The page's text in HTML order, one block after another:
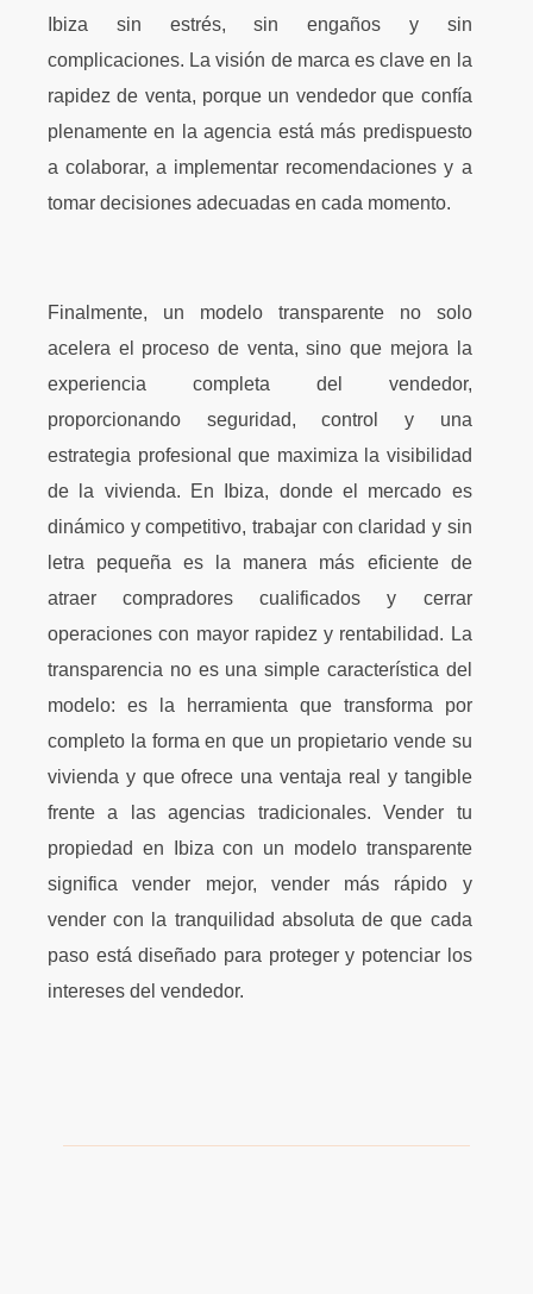
Ibiza sin estrés, sin engaños y sin
complicaciones. La visión de marca es clave en la
rapidez de venta, porque un vendedor que confía
plenamente en la agencia está más predispuesto
a colaborar, a implementar recomendaciones y a
tomar decisiones adecuadas en cada momento.
Finalmente, un modelo transparente no solo
acelera el proceso de venta, sino que mejora la
experiencia completa del vendedor,
proporcionando seguridad, control y una
estrategia profesional que maximiza la visibilidad
de la vivienda. En Ibiza, donde el mercado es
dinámico y competitivo, trabajar con claridad y sin
letra pequeña es la manera más eficiente de
atraer compradores cualificados y cerrar
operaciones con mayor rapidez y rentabilidad. La
transparencia no es una simple característica del
modelo: es la herramienta que transforma por
completo la forma en que un propietario vende su
vivienda y que ofrece una ventaja real y tangible
frente a las agencias tradicionales. Vender tu
propiedad en Ibiza con un modelo transparente
significa vender mejor, vender más rápido y
vender con la tranquilidad absoluta de que cada
paso está diseñado para proteger y potenciar los
intereses del vendedor.